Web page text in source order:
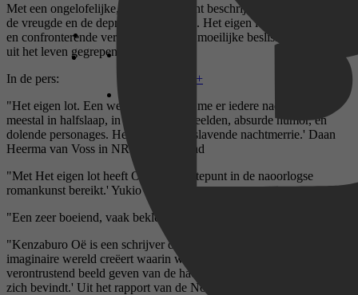
Disney+
Met een ongelofelijke, poëtische kracht beschrijft Oë de aarzeling,
de vreugde en de depressie van Vogel. Het eigen lot is een oprechte
en confronterende vertelling over een moeilijke beslissing die recht
uit het leven gegrepen is.
In de pers:
"Het eigen lot. Een week lang trok ik me er iedere nacht in terug,
meestal in halfslaap, in die vreemde beelden, absurde humor, en
dolende personages. Het was een verslavende nachtmerrie.' Daan
Heerma van Voss in NRC Handelsblad
"Met Het eigen lot heeft Oë een hoogtepunt in de naoorlogse
romankunst bereikt.' Yukio Mishima
"Een zeer boeiend, vaak beklemmend boek.' J. Bernlef
"Kenzaburo Oë is een schrijver die met poëtische kracht een
imaginaire wereld creëert waarin werkelijkheid en mythe samen een
verontrustend beeld geven van de hachelijke situatie waarin de mens
zich bevindt.' Uit het rapport van de Nobelprijscommissie